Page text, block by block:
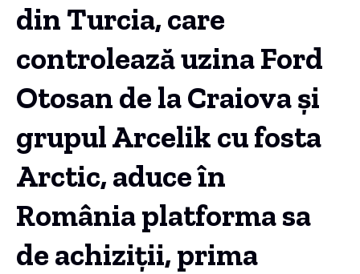
din Turcia, care
controlează uzina Ford
Otosan de la Craiova și
grupul Arcelik cu fosta
Arctic, aduce în
România platforma sa
de achiziții, prima